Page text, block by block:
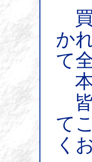
買
か
て
本
皆
て
く